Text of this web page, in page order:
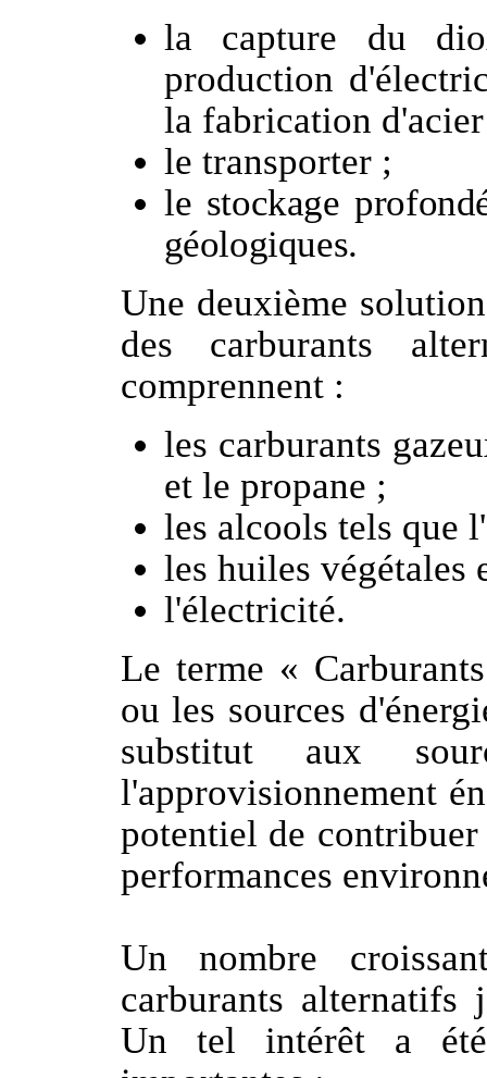
la capture du
production
la fabrication
le transporter ;
le stockage
géologiques.
Une deuxième
des carburants
comprennent :
les carburants
et le propane ;
les alcools tels que
les huiles végétales
l'électricité.
Le terme «
ou les sources
substitut aux
l'approvisionnement
potentiel de
performances
Un nombre
carburants
Un tel intérêt a été